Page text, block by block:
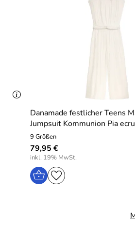
Danamade festlicher Teens
Jumpsuit Kommunion Pia ecru
9 Größen
79,95 €
inkl. 19% MwSt.